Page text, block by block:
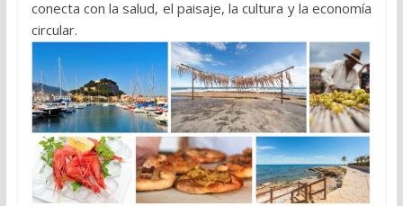
conecta con la salud, el paisaje, la cultura y la economía
circular.